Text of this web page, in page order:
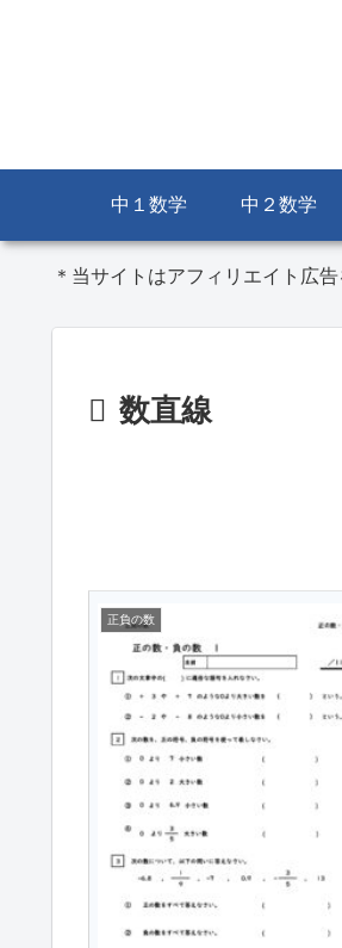
中１数学 中２数学
＊当サイトはアフィリエイト広告
数直線
正負の数